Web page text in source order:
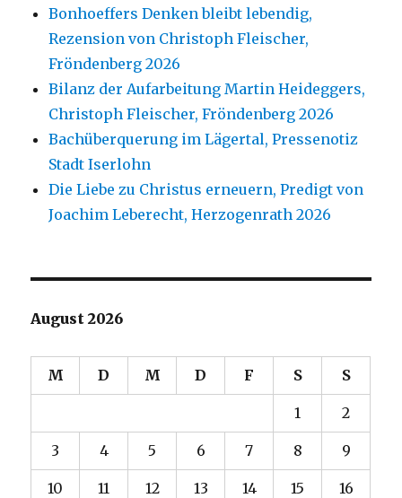
Bonhoeffers Denken bleibt lebendig,
Rezension von Christoph Fleischer,
Fröndenberg 2026
Bilanz der Aufarbeitung Martin Heideggers,
Christoph Fleischer, Fröndenberg 2026
Bachüberquerung im Lägertal, Pressenotiz
Stadt Iserlohn
Die Liebe zu Christus erneuern, Predigt von
Joachim Leberecht, Herzogenrath 2026
August 2026
M D M D F S S
1 2
3 4 5 6 7 8 9
10 11 12 13 14 15 16